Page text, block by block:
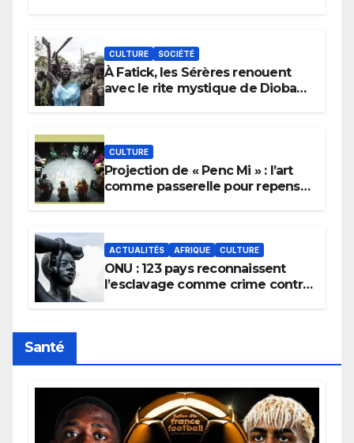
CULTURE SOCIÉTÉ
À Fatick, les Sérères renouent
avec le rite mystique de Diobaye
CULTURE
Projection de « Penc Mi » : l’art
comme passerelle pour repenser
ACTUALITÉS AFRIQUE CULTURE
ONU : 123 pays reconnaissent
l’esclavage comme crime contre
Santé